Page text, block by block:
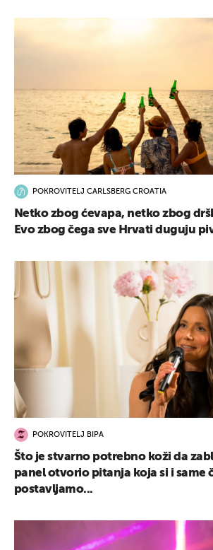
POKROVITELJ CARLSBERG CROATIA
Netko zbog ćevapa, netko zbog
Evo zbog čega sve Hrvati duguju
POKROVITELJ BIPA
Što je stvarno potrebno koži da
panel otvorio pitanja koja si i same
postavljamo...